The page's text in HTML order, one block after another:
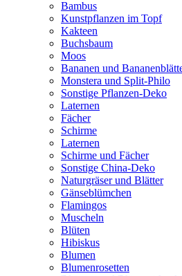
Bambus
Kunstpflanzen im Topf
Kakteen
Buchsbaum
Moos
Bananen und
Monstera und Split-Philo
Sonstige Pflanzen-Deko
Laternen
Fächer
Schirme
Laternen
Schirme und Fächer
Sonstige China-Deko
Naturgräser und Blätter
Gänseblümchen
Flamingos
Muscheln
Blüten
Hibiskus
Blumen
Blumenrosetten